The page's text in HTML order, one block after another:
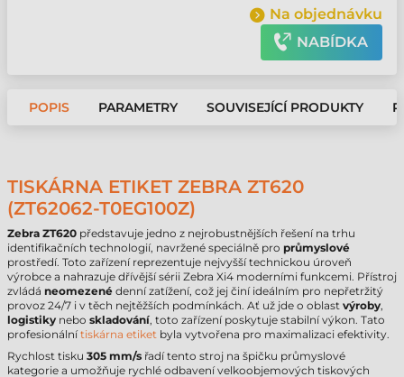
Na objednávku
NABÍDKA
POPIS PARAMETRY SOUVISEJÍCÍ PRODUKTY
TISKÁRNA ETIKET ZEBRA ZT620
(ZT62062-T0EG100Z)
Zebra ZT620 představuje jedno z nejrobustnějších řešení na trhu
identifikačních technologií, navržené speciálně pro průmyslové
prostředí. Toto zařízení reprezentuje nejvyšší technickou úroveň
výrobce a nahrazuje dřívější sérii Zebra Xi4 moderními funkcemi. Přístroj
zvládá neomezené denní zatížení, což jej činí ideálním pro nepřetržitý
provoz 24/7 i v těch nejtěžších podmínkách. Ať už jde o oblast výroby,
logistiky nebo skladování, toto zařízení poskytuje stabilní výkon. Tato
profesionálnítiskárna etiket byla vytvořena pro maximalizaci efektivity.
Rychlost tisku 305 mm/s řadí tento stroj na špičku průmyslové
kategorie a umožňuje rychlé odbavení velkoobjemových tiskových